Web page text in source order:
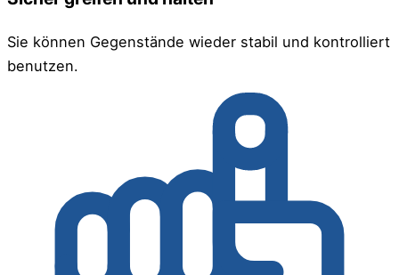
Sie können Gegenstände wieder stabil und kontrolliert
benutzen.